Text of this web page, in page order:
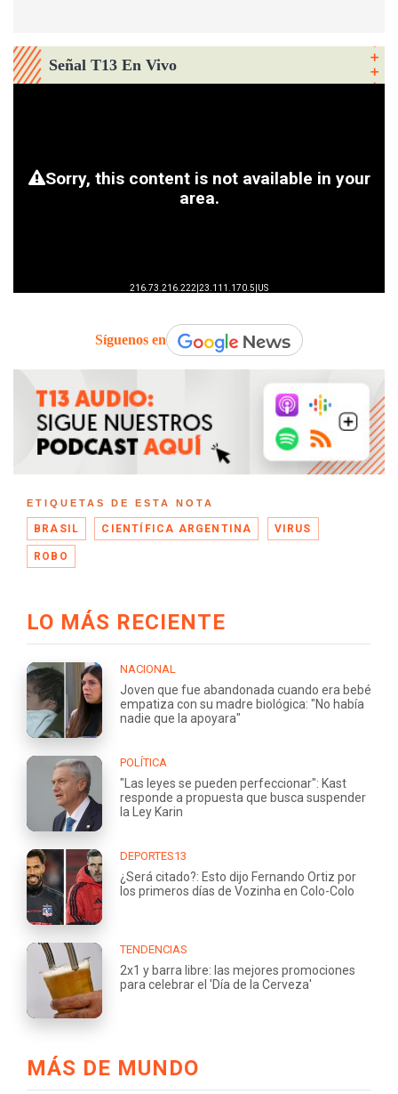
Señal T13 En Vivo
Síguenos en
ETIQUETAS DE ESTA NOTA
BRASIL CIENTÍFICA ARGENTINA VIRUS
ROBO
LO MÁS RECIENTE
NACIONAL
Joven que fue abandonada cuando era bebé
empatiza con su madre biológica: "No había
nadie que la apoyara"
POLÍTICA
"Las leyes se pueden perfeccionar": Kast
responde a propuesta que busca suspender
la Ley Karin
DEPORTES13
¿Será citado?: Esto dijo Fernando Ortiz por
los primeros días de Vozinha en Colo-Colo
TENDENCIAS
2x1 y barra libre: las mejores promociones
para celebrar el 'Día de la Cerveza'
MÁS DE MUNDO